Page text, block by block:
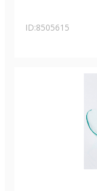
ID:8505615